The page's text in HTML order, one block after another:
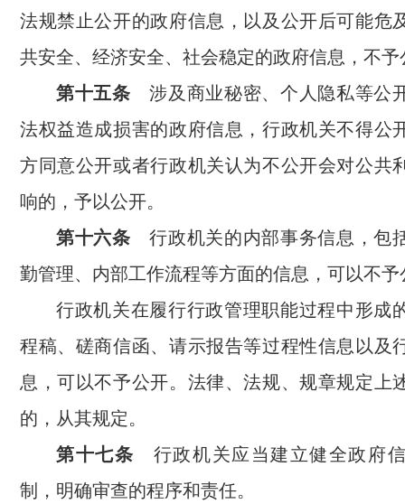
法规禁止公开的政府信息，以及公开后可能危
共安全、经济安全、社会稳定的政府信息，不予
第十五条 涉及商业秘密、个人隐私等公
法权益造成损害的政府信息，行政机关不得公
方同意公开或者行政机关认为不公开会对公共
响的，予以公开。
第十六条 行政机关的内部事务信息，包
勤管理、内部工作流程等方面的信息，可以不予
行政机关在履行行政管理职能过程中形成
程稿、磋商信函、请示报告等过程性信息以及
息，可以不予公开。法律、法规、规章规定上
的，从其规定。
第十七条 行政机关应当建立健全政府
制，明确审查的程序和责任。